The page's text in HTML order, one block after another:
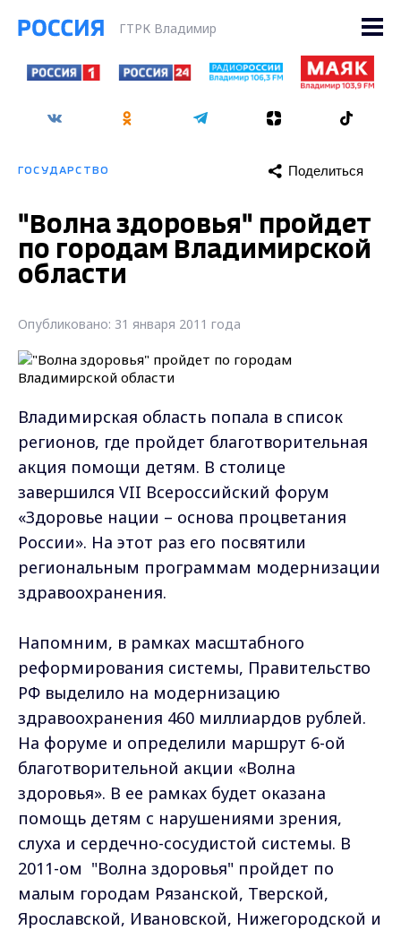
ГТРК Владимир
ГОСУДАРСТВО Поделиться
"Волна здоровья" пройдет
по городам Владимирской
области
Опубликовано: 31 января 2011 года
Владимирская область попала в список
регионов, где пройдет благотворительная
акция помощи детям. В столице
завершился VII Всероссийский форум
«Здоровье нации – основа процветания
России». На этот раз его посвятили
региональным программам модернизации
здравоохранения.
Напомним, в рамках масштабного
реформирования системы, Правительство
РФ выделило на модернизацию
здравоохранения 460 миллиардов рублей.
На форуме и определили маршрут 6-ой
благотворительной акции «Волна
здоровья». В ее рамках будет оказана
помощь детям с нарушениями зрения,
слуха и сердечно-сосудистой системы. В
2011-ом "Волна здоровья" пройдет по
малым городам Рязанской, Тверской,
Ярославской, Ивановской, Нижегородской и